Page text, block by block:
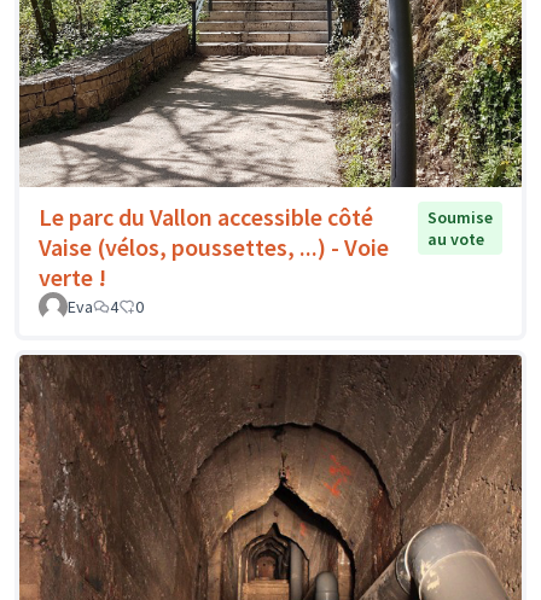
Le parc du Vallon accessible côté
Vaise (vélos, poussettes, ...) - Voie
verte !
Soumise
au vote
Eva 4 0